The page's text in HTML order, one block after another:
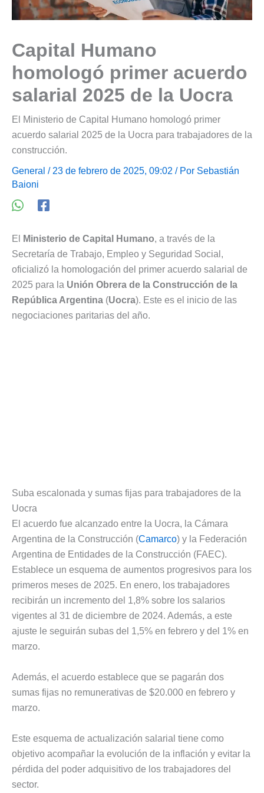
Capital Humano
homologó primer acuerdo
salarial 2025 de la Uocra
El Ministerio de Capital Humano homologó primer
acuerdo salarial 2025 de la Uocra para trabajadores de la
construcción.
General / 23 de febrero de 2025, 09:02 / Por Sebastián
Baioni
El Ministerio de Capital Humano, a través de la
Secretaría de Trabajo, Empleo y Seguridad Social,
oficializó la homologación del primer acuerdo salarial de
2025 para la Unión Obrera de la Construcción de la
República Argentina (Uocra). Este es el inicio de las
negociaciones paritarias del año.
Suba escalonada y sumas fijas para trabajadores de la
Uocra
El acuerdo fue alcanzado entre la Uocra, la Cámara
Argentina de la Construcción (Camarco) y la Federación
Argentina de Entidades de la Construcción (FAEC).
Establece un esquema de aumentos progresivos para los
primeros meses de 2025. En enero, los trabajadores
recibirán un incremento del 1,8% sobre los salarios
vigentes al 31 de diciembre de 2024. Además, a este
ajuste le seguirán subas del 1,5% en febrero y del 1% en
marzo.
Además, el acuerdo establece que se pagarán dos
sumas fijas no remunerativas de $20.000 en febrero y
marzo.
Este esquema de actualización salarial tiene como
objetivo acompañar la evolución de la inflación y evitar la
pérdida del poder adquisitivo de los trabajadores del
sector.